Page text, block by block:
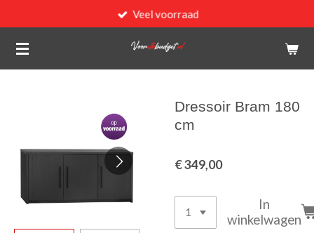
direct
naar
Veel voorraad
Dressoir Bram 180
cm
€ 349,00
In
winkelwagen